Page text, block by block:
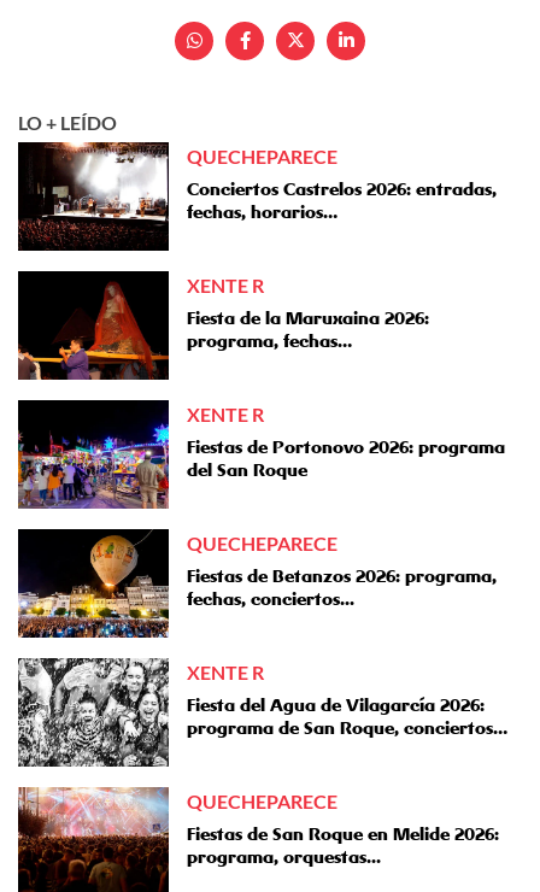
LO + LEÍDO
QUECHEPARECE
Conciertos Castrelos 2026: entradas,
fechas, horarios…
XENTE R
Fiesta de la Maruxaina 2026:
programa, fechas…
XENTE R
Fiestas de Portonovo 2026: programa
del San Roque
QUECHEPARECE
Fiestas de Betanzos 2026: programa,
fechas, conciertos...
XENTE R
Fiesta del Agua de Vilagarcía 2026:
programa de San Roque, conciertos…
QUECHEPARECE
Fiestas de San Roque en Melide 2026:
programa, orquestas...